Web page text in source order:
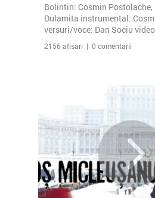
Bolintin: Cosmin Postolache,
Dulamita instrumental:
versuri/voce: Dan Sociu
2156 afisari | 0 comentarii